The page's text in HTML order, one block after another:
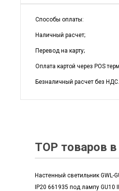
Способы оплаты:
Наличный расчет;
Перевод на карту;
Оплата картой через POS
Безналичный расчет без
TOP товаров
Настенный светильник GWL-
IP20 661935 под лампу GU10